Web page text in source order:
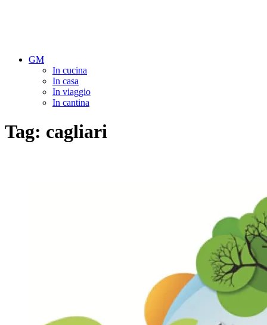
GM
In cucina
In casa
In viaggio
In cantina
Tag: cagliari